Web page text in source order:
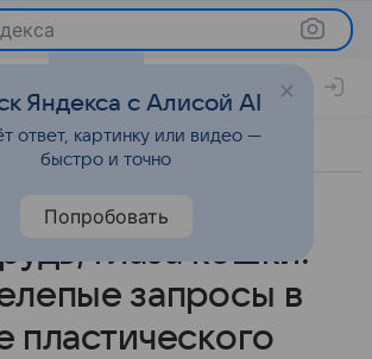
глаза кошки:
запросы в
пластического
Яндекса с Алисой AI
ответ, картинку или видео —
быстро и точно
Попробовать